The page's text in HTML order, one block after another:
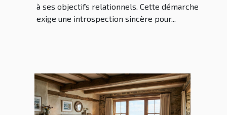
à ses objectifs relationnels. Cette démarche
exige une introspection sincère pour...